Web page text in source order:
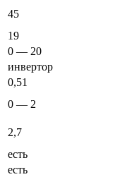
45
19
0 — 20
инвертор
0,51
0 — 2
2,7
есть
есть